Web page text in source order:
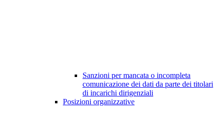
Sanzioni per mancata o incompleta
comunicazione dei dati da parte dei titolari
di incarichi dirigenziali
Posizioni organizzative